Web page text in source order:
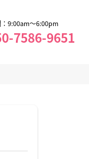
9:00am～6:00pm
7586-9651